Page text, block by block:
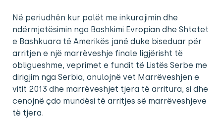
Në periudhën kur palët me inkurajimin dhe
ndërmjetësimin nga Bashkimi Evropian dhe Shtetet
e Bashkuara të Amerikës janë duke biseduar për
arritjen e një marrëveshje finale ligjërisht të
obligueshme, veprimet e fundit të Listës Serbe me
dirigjim nga Serbia, anulojnë vet Marrëveshjen e
vitit 2013 dhe marrëveshjet tjera të arritura, si dhe
cenojnë çdo mundësi të arritjes së marrëveshjeve
të tjera.